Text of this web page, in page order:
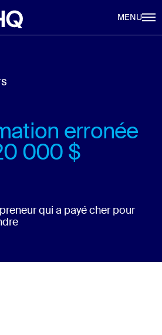
MENU
erronée
000 $
qui a payé cher pour